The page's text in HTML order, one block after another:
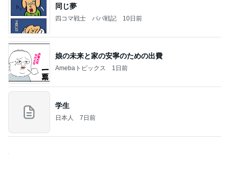
同じ夢
四コマ戦士 パパ戦記 10日前
娘の未来と家の安寧のための出費
Amebaトピックス 1日前
学生
日本人 7日前